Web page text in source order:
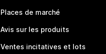
Places de marché
Avis sur les produits
Ventes incitatives et lots